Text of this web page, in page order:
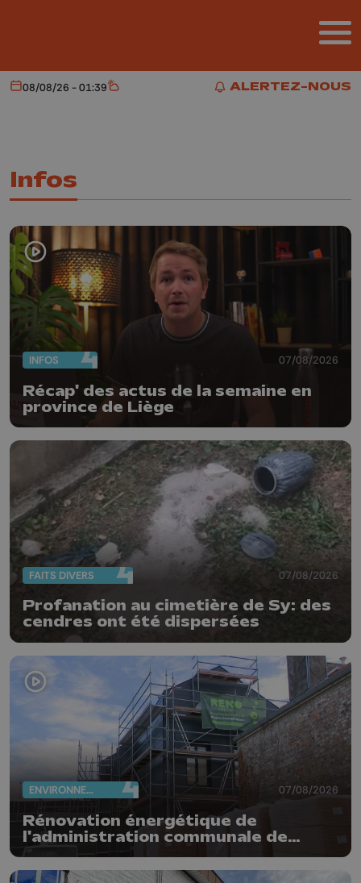
ALERTEZ-NOUS
ALERTEZ-NOUS
Aujourd'hui
08/08/26 - 01:39 Météo
Infos
INFOS 07/08/2026
Récap' des actus de la semaine en
province de Liège
FAITS DIVERS 07/08/2026
Profanation au cimetière de Sy: des
cendres ont été dispersées
ENVIRONNEMENT 07/08/2026
Rénovation énergétique de
l'administration communale de
Berloz